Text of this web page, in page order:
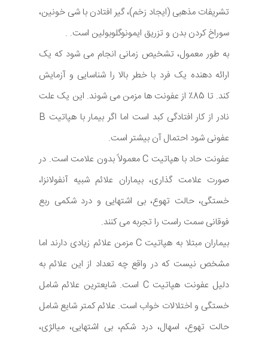
تشریفات مذهبی (ایجاد زخم)، گیر افتادن با شی خونین،
سوراخ کردن بدن و تزریق ایمونوگلوبولین است. .
به طور معمول، تشخیص زمانی انجام می شود که یک
ارائه دهنده یک فرد با خطر بالا را شناسایی و آزمایش
کند. تا 85٪ از عفونت ها مزمن می شوند. این یک علت
نادر از کار افتادگی کبد است اما اگر بیمار با هپاتیت B
عفونی شود احتمال آن بیشتر است.
عفونت حاد با هپاتیت C معمولاً بدون علامت است. در
صورت علامت گذاری، بیماران علائم شبیه آنفولانزا،
خستگی، حالت تهوع، بی اشتهایی و درد شکمی ربع
فوقانی سمت راست را تجربه می کنند.
بیماران مبتلا به هپاتیت C مزمن علائم زیادی دارند اما
مشخص نیست که در واقع چه تعداد از این علائم به
دلیل عفونت هپاتیت C است. شایعترین علائم شامل
خستگی و اختلالات خواب است. علائم کمتر شایع شامل
حالت تهوع، اسهال، درد شکم، بی اشتهایی، میالژی،